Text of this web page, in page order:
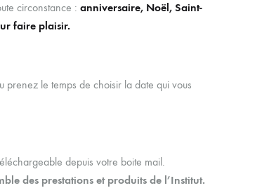
circonstance :anniversaire, Noël, Saint-
faire plaisir.
prenez le temps de choisir la date qui vous
depuis votre boite mail.
des prestations et produits de l’Institut.